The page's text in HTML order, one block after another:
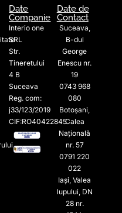
Date
Companie
Interio one
SRL
Str.
Tineretului
4 B
Suceava
Reg. com:
j33/123/2019
CIF:RO40422845
Date de
Contact
Suceava,
B-dul
George
Enescu nr.
19
0743 968
080
Botoșani,
Calea
Națională
nr. 57
0791 220
022​
Iași, Valea
lupului, DN
28 nr.